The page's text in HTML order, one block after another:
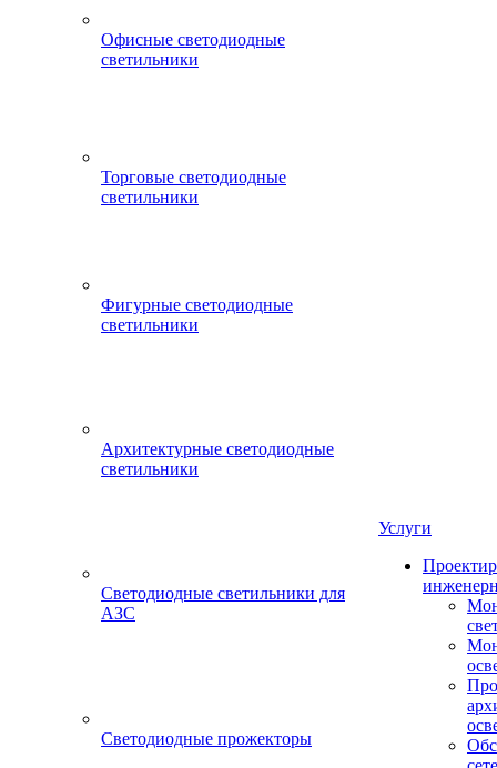
Офисные светодиодные
светильники
Торговые светодиодные
светильники
Фигурные светодиодные
светильники
Архитектурные светодиодные
светильники
Светодиодные светильники для
АЗС
Светодиодные прожекторы
Услуги